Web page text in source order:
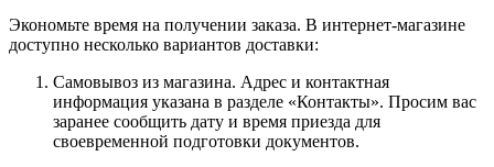
Экономьте время на получении заказа. В интернет-магазине
доступно несколько вариантов доставки:
Самовывоз из магазина. Адрес и контактная
информация указана в разделе «Контакты». Просим вас
заранее сообщить дату и время приезда для
своевременной подготовки документов.